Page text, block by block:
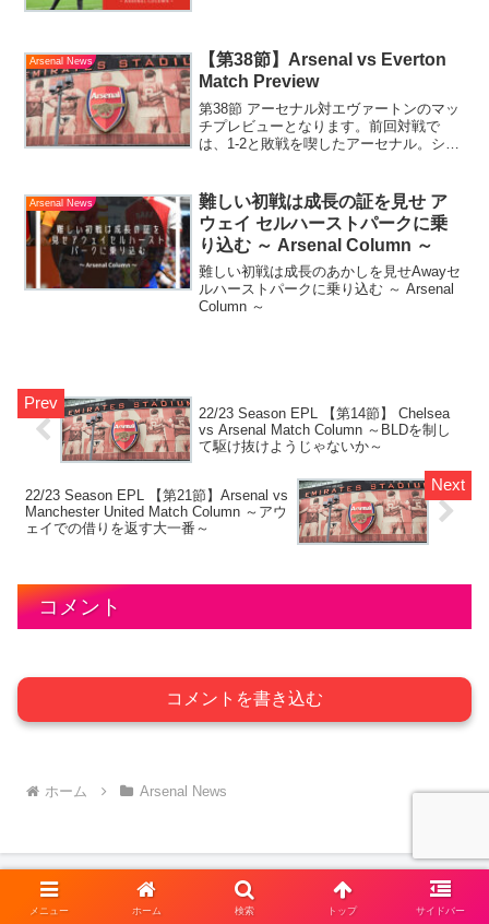
Arsenal News
【第38節】Arsenal vs Everton
Match Preview
第38節 アーセナル対エヴァートンのマッ
チプレビューとなります。前回対戦で
は、1-2と敗戦を喫したアーセナル。シー
COYG！！
Arsenal News
難しい初戦は成長の証を見せ ア
ウェイ セルハーストパークに乗
り込む ～ Arsenal Column ～
難しい初戦は成長のあかしを見せAwayセ
ルハーストパークに乗り込む ～ Arsenal
Column ～
22/23 Season EPL 【第14節】 Chelsea
vs Arsenal Match Column ～BLDを制し
て駆け抜けようじゃないか～
22/23 Season EPL 【第21節】Arsenal vs
Manchester United Match Column ～アウ
ェイでの借りを返す大一番～
コメント
コメントを書き込む
ホーム Arsenal News
メニュー ホーム 検索 トップ サイドバー